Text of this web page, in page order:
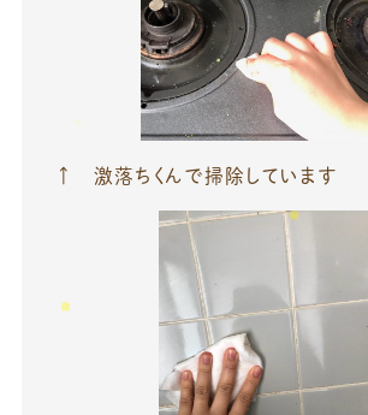
↑ 激落ちくんで掃除しています